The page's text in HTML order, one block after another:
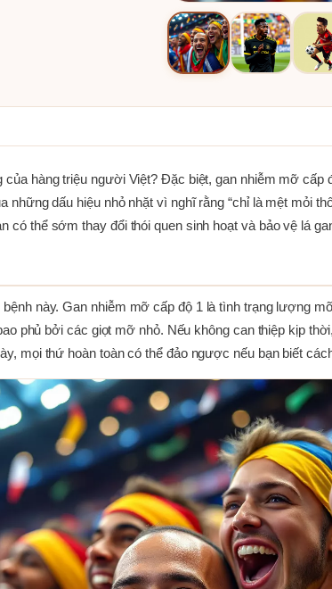
hàng triệu người Việt? Đặc biệt, gan nhiễm mỡ cấp
dấu hiệu nhỏ nhặt vì nghĩ rằng “chỉ là mệt mỏi
có thể sớm thay đổi thói quen sinh hoạt và bảo vệ lá
này. Gan nhiễm mỡ cấp độ 1 là tình trạng lượng
phủ bởi các giọt mỡ nhỏ. Nếu không can thiệp kịp
mọi thứ hoàn toàn có thể đảo ngược nếu bạn biết